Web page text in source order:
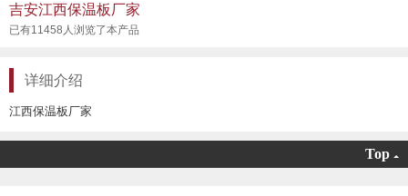
吉安江西保温板厂家
已有11458人浏览了本产品
详细介绍
江西保温板厂家
Top